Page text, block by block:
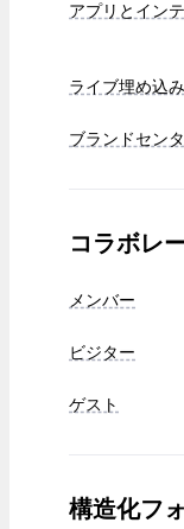
アプリとイン
ライブ埋め込み
ブランドセン
コラボレ
メンバー
ビジター
ゲスト
構造化フ